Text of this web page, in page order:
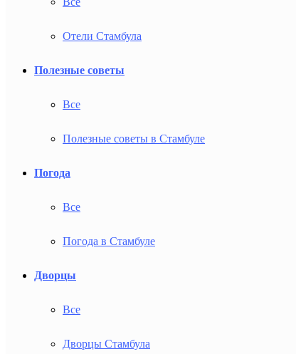
Отели Стамбула
Полезные советы
Все
Полезные советы в Стамбуле
Погода
Все
Погода в Стамбуле
Дворцы
Все
Дворцы Стамбула